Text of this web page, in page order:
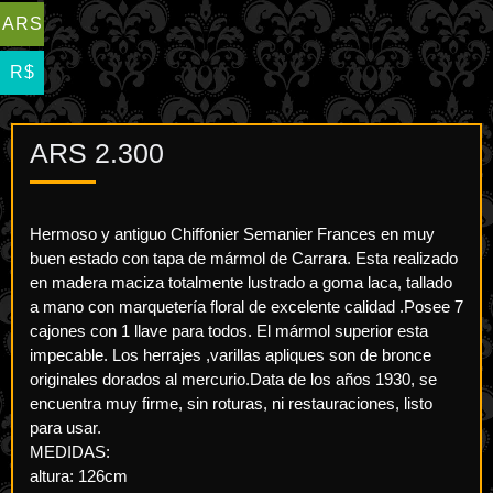
ARS 2.300
Hermoso y antiguo Chiffonier Semanier Frances en muy
buen estado con tapa de mármol de Carrara. Esta realizado
en madera maciza totalmente lustrado a goma laca, tallado
a mano con marquetería floral de excelente calidad .Posee 7
cajones con 1 llave para todos. El mármol superior esta
impecable. Los herrajes ,varillas apliques son de bronce
originales dorados al mercurio.Data de los años 1930, se
encuentra muy firme, sin roturas, ni restauraciones, listo
para usar.
MEDIDAS:
altura: 126cm
ARS
R$